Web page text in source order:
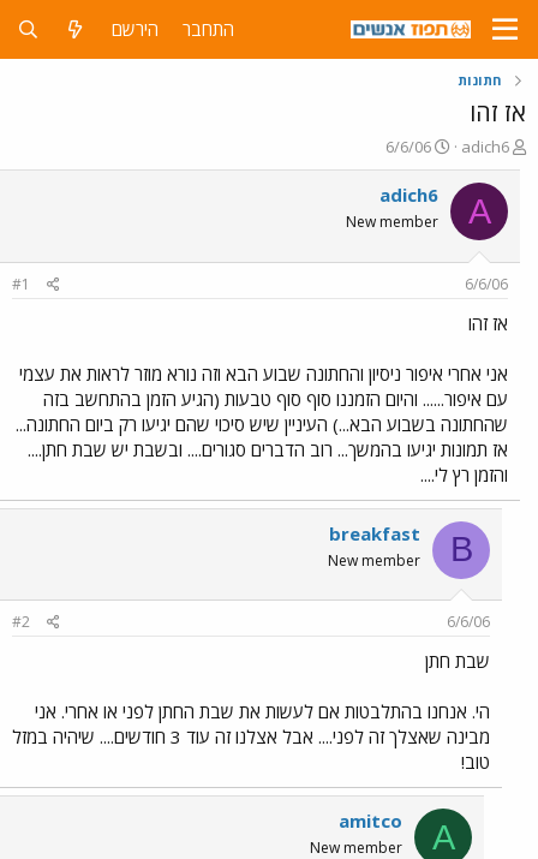
התחבר הירשם
חתונות
אז זהו
פ
ו
ת
ח
ה
ו
ש
א
adich6
פ
ו
ר
ם
6/6/06
A
adich6
New member
6/6/06
#1
אז זהו
אני אחרי איפור ניסיון והחתונה שבוע הבא וזה נורא מוזר לראות את עצמי
עם איפור...... והיום הזמננו סוף סוף טבעות (הגיע הזמן בהתחשב בזה
שהחתונה בשבוע הבא...) העיניין שיש סיכוי שהם יגיעו רק ביום החתונה...
אז תמונות יגיעו בהמשך... רוב הדברים סגורים.... ובשבת יש שבת חתן....
והזמן רץ לי....
B
breakfast
New member
6/6/06
#2
שבת חתן
הי. אנחנו בהתלבטות אם לעשות את שבת החתן לפני או אחרי. אני
מבינה שאצלך זה לפני.... אבל אצלנו זה עוד 3 חודשים.... שיהיה במזל
טוב!
A
amitco
New member